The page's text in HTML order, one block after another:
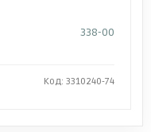
338-00
Код: 3310240-74